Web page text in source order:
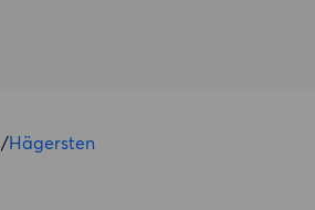
/Hägersten